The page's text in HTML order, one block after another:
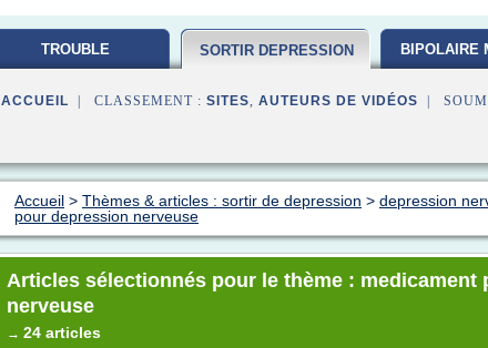
TROUBLE SORTIR DEPRESSION BIPOLAIRE
ACCUEIL | CLASSEMENT : SITES, AUTEURS DE VIDÉOS |
Accueil > Thèmes & articles : sortir de depression > depression
pour depression nerveuse
Articles sélectionnés pour le thème : medicament
nerveuse
→ 24 articles